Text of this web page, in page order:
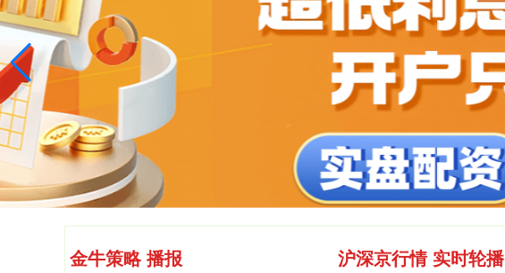
金牛策略 播报 沪深京行情 实时轮播